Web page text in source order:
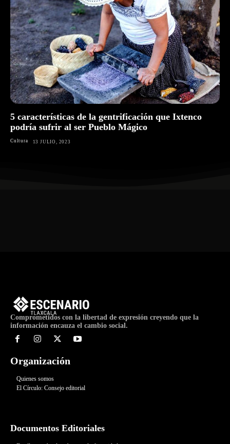
5 características de la gentrificación que Ixtenco
podría sufrir al ser Pueblo Mágico
Cultura 13 JULIO, 2023
Comprometidos con la libertad de expresión creyendo que la
información encauza el cambio social.
Organización
Quienes somos
El Círculo: Consejo editorial
Documentos Editoriales